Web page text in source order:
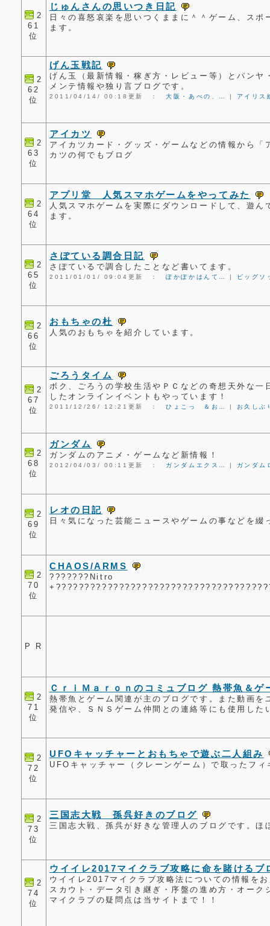
2
61
位
じゅんさんの思いつき日記
日々の喜怒哀楽を思いつくままに＾＾ゲーム、ス
ます。
2
62
位
げん玉戦記
げん玉（最新情報・稼ぎ方・レビュー等）とパンヤ
メンテ情報や独り言ブログです。
2011/04/14/ 00:18更新 ：大阪・あべの、… | アイリ
2
63
位
アイカツ
アイカツカード・グッズ・ゲームなどの情報から
カツの何でもブログ
2
64
位
アプリ堂 人気スマホゲームをやってみた
人気スマホゲームを実際にダウンロードして、遊
ます。
2
65
位
さぽている調合日記
さぽているで調合したことなど書いてます。
2011/01/01/ 09:04更新 ：ぽかぽかはんて… | ビッグソ
2
66
位
おもちゃの杜
人気のおもちゃを紹介しています。
2
67
位
ごろうタイム
ボク、ごろうの学校生活やＰＣなどの奇想天外な
したオンラインイベントもやっています！
2011/12/26/ 12:21更新 ：ひょこっ ＆お… | お久し
2
68
位
ガンダム
ガンダムのアニメ・ゲームなど新情報！
2012/04/03/ 00:11更新 ： ガンダムエクス… | ガンダ
2
69
位
レオの日記
日々気になった芸能ニュースやゲームの事などを綴
2
70
位
CHAOS/ARMS
???????Nitro
P R
2
71
位
ＣｒｉＭａｒｏｎのコミュブログ 熱帯魚＆ゲ
熱帯魚とゲーム関連が主のブログです。また動画を
発信や、ＳＮＳゲーム仲間との連絡等にも使用した
2
72
位
UFOキャッチャーとおもちゃで遊ぶ二人組み
UFOキャッチャー（クレーンゲーム）で取ったフ
2
73
位
三国志大戦 孫呉好きのブログ
三国志大戦、孫呉が好きな管理人のブログです。ほ
2
74
位
ウイイレ2017マイクラブ攻略に命を賭けるブ
ウイイレ2017マイクラブ攻略法についての情報を
スカウト・データ引き継ぎ・序盤の進め方・オー
マイクラブの疑問点は当サイトまで！！